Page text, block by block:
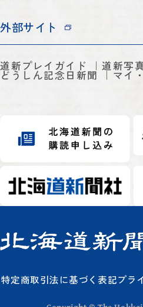
外部サイト
道新プレイガイド 道新写
どうしん記念日新聞 マイ
特定商取引法に基づく表記プラ